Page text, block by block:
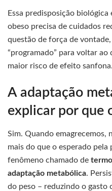
Essa predisposição
obeso precisa de cuidados
questão de força de
“programado” para voltar
maior risco de efeito sanfona.
A adaptação
explicar por que
Sim. Quando emagrecemos,
mais do que o esperado pela
fenômeno chamado de
adaptação metabólica.
do peso – reduzindo o gasto